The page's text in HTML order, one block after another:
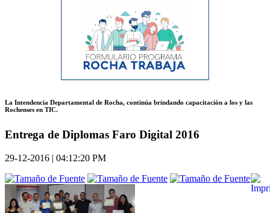
La Intendencia Departamental de Rocha, continúa brindando capacitación a los y las
Rochenses en TIC.
Entrega de Diplomas Faro Digital 2016
29-12-2016 | 04:12:20 PM